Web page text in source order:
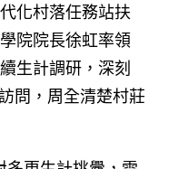
化村落任務站扶
院院長徐虹率領
生計調研，深刻
問，周全清楚村莊